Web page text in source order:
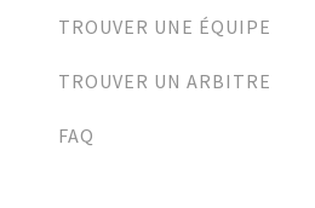
TROUVER UNE ÉQUIPE
TROUVER UN ARBITRE
FAQ